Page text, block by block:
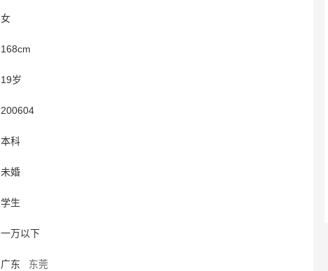
女
168cm
19岁
200604
本科
未婚
学生
一万以下
广东 东莞